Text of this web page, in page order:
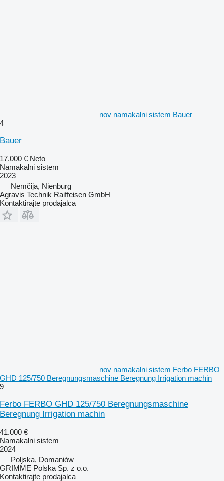
nov namakalni sistem Bauer
4
Bauer
17.000 € Neto
Namakalni sistem
2023
Nemčija, Nienburg
Agravis Technik Raiffeisen GmbH
Kontaktirajte prodajalca
nov namakalni sistem Ferbo FERBO
GHD 125/750 Beregnungsmaschine Beregnung Irrigation machin
9
Ferbo FERBO GHD 125/750 Beregnungsmaschine
Beregnung Irrigation machin
41.000 €
Namakalni sistem
2024
Poljska, Domaniów
GRIMME Polska Sp. z o.o.
Kontaktirajte prodajalca